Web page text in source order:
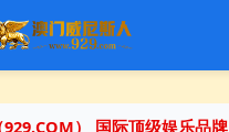
） 国际顶级娱乐品牌